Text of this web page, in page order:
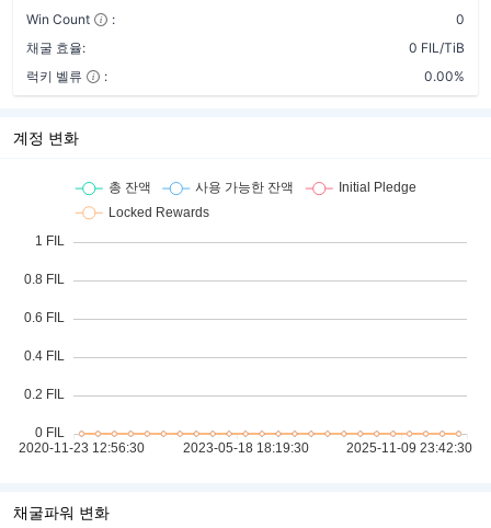
Win Count
:
0
채굴 효율:
0 FIL/TiB
럭키 벨류
: 0.00%
계정 변화
채굴파워 변화